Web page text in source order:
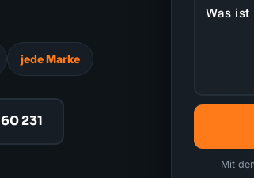
jede Marke
231
Mit